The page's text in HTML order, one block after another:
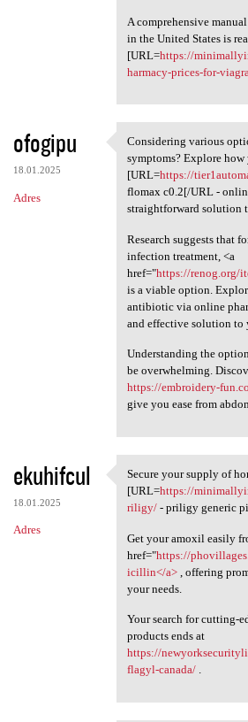
A comprehensive
in the United States is
[URL=https://
harmacy-prices-for-
ofogipu
18.01.2025
Adres
Considering
Considering various
symptoms? Explore how
[URL=https://
flomax c0.2[/URL -
straightforward solution
Research suggests that
infection treatment, <a
href="https://renog.org/
is a viable option.
antibiotic via online
and effective solution to
Understanding the
be overwhelming.
https://embroidery-
give you ease from
ekuhifcul
18.01.2025
Adres
Secure your supply
Secure your supply of
[URL=https://
riligy/- priligy generic
Get your amoxil easily
href="https://
icillin</a>, offering
your needs.
Your search for cutting-
products ends at
https://
flagyl-canada/.